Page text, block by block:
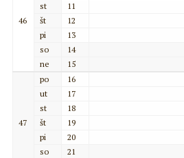
46
st
11
št
12
pi
13
so
14
ne
15
47
po
16
ut
17
st
18
št
19
pi
20
so
21